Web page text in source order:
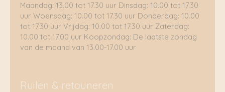
Maandag: 13.00 tot 17.30 uur Dinsdag: 10.00 tot 17.30
uur Woensdag: 10.00 tot 17.30 uur Donderdag: 10.00
tot 17.30 uur Vrijdag: 10.00 tot 17.30 uur Zaterdag:
10.00 tot 17.00 uur Koopzondag: De laatste zondag
van de maand van 13.00-17.00 uur
Ruilen & retouneren